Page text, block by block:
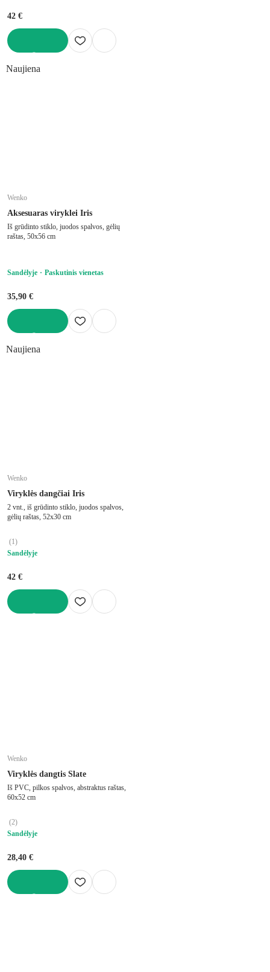
42 €
Naujiena
Wenko
Aksesuaras viryklei Iris
Iš grūdinto stiklo, juodos spalvos, gėlių
raštas, 50x56 cm
Sandėlyje Paskutinis vienetas
35,90 €
Naujiena
Wenko
Viryklės dangčiai Iris
2 vnt., iš grūdinto stiklo, juodos spalvos,
gėlių raštas, 52x30 cm
(1)
Sandėlyje
42 €
Wenko
Viryklės dangtis Slate
Iš PVC, pilkos spalvos, abstraktus raštas,
60x52 cm
(2)
Sandėlyje
28,40 €